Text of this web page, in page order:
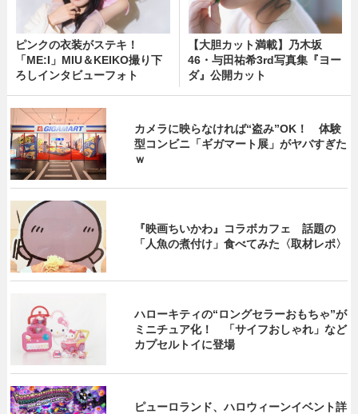
ピンクの衣装がステキ！
「ME:I」MIU＆KEIKO撮り下
ろしインタビューフォト
【大胆カット満載】乃木坂
46・与田祐希3rd写真集『ヨー
ダ』公開カット
カメラに映らなければ“盗み”OK！ 体験
型コンビニ「ギガマート展」がヤバすぎた
ｗ
『映画ちいかわ』コラボカフェ 話題の
「人魚の煮付け」食べてみた〈取材レポ〉
ハローキティの“ロングセラーおもちゃ”が
ミニチュア化！ 「サイフおしゃれ」など
カプセルトイに登場
ピューロランド、ハロウィーンイベント詳